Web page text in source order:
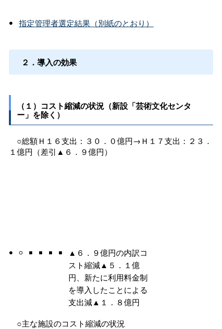
指定管理者選定結果（別紙のとおり）
２．導入の効果
（１）コスト縮減の状況（新設「芸術文化センタ
ー」を除く）
○総額Ｈ１６支出：３０．０億円→Ｈ１７支出：２３．
１億円（差引▲６．９億円）
▲６．９億円の内訳コ
スト縮減▲５．１億
円、新たに利用料金制
を導入したことによる
支出減▲１．８億円
○主な施設のコスト縮減の状況